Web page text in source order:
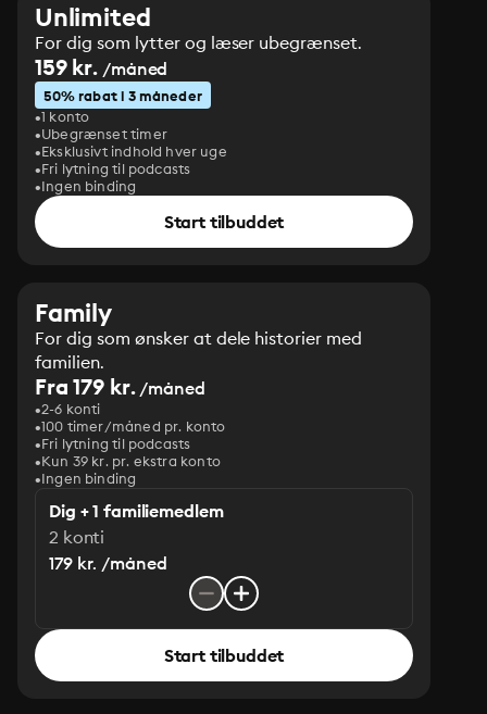
Unlimited
For dig som lytter og læser ubegrænset.
159 kr. /måned
50% rabat i 3 måneder
1 konto
Ubegrænset timer
Eksklusivt indhold hver uge
Fri lytning til podcasts
Ingen binding
Start tilbuddet
Family
For dig som ønsker at dele historier med
familien.
Fra 179 kr./måned
2-6 konti
100 timer/måned pr. konto
Fri lytning til podcasts
Kun 39 kr. pr. ekstra konto
Ingen binding
Dig + 1 familiemedlem
2 konti
179 kr. /måned
Start tilbuddet